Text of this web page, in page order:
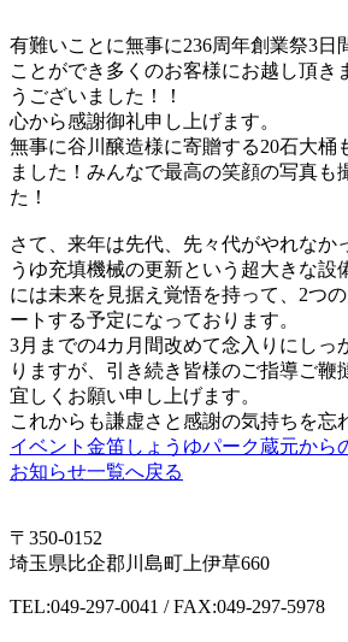
有難いことに無事に236周年創業祭3日
ことができ多くのお客様にお越し頂き
うございました！！
心から感謝御礼申し上げます。
無事に谷川醸造様に寄贈する20石大桶
ました！みんなで最高の笑顔の写真も
た！
さて、来年は先代、先々代がやれなか
うゆ充填機械の更新という超大きな設
には未来を見据え覚悟を持って、2つ
ートする予定になっております。
3月までの4カ月間改めて念入りにしっ
りますが、引き続き皆様のご指導ご鞭
宜しくお願い申し上げます。
これからも謙虚さと感謝の気持ちを忘
イベント 金笛しょうゆパーク蔵元から
お知らせ一覧へ戻る
〒350-0152
埼玉県比企郡川島町上伊草660
TEL:049-297-0041 / FAX:049-297-5978